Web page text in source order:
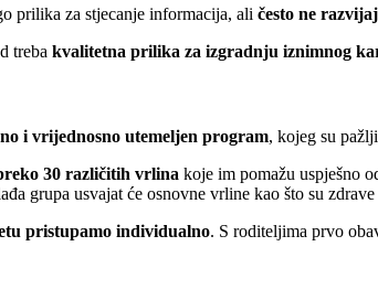
prilika za stjecanje informacija, ali često ne
treba kvalitetna prilika za izgradnju iznimnog
i vrijednosno utemeljen program, kojeg su
30 različitih vrlina koje im pomažu uspješno
grupa usvajat će osnovne vrline kao što su
pristupamo individualno. S roditeljima prvo